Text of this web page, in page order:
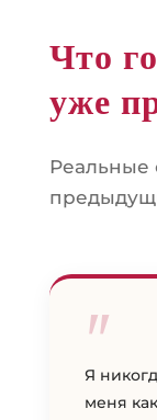
Что
уже
Реальные
"
Я
меня